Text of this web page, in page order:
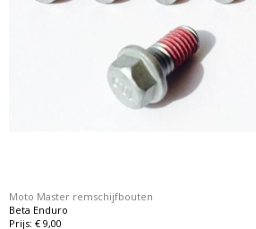
Moto Master remschijfbouten
Beta Enduro
Prijs: € 9,00